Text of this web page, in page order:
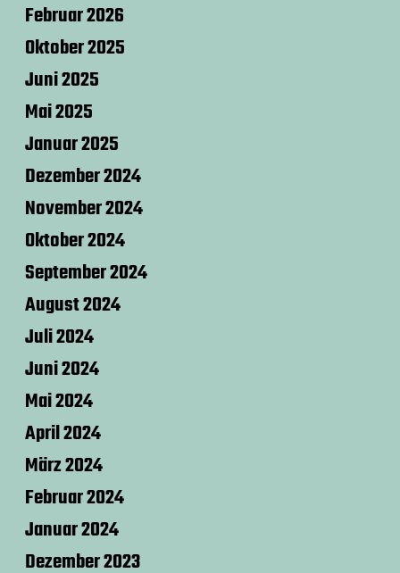
Februar 2026
Oktober 2025
Juni 2025
Mai 2025
Januar 2025
Dezember 2024
November 2024
Oktober 2024
September 2024
August 2024
Juli 2024
Juni 2024
Mai 2024
April 2024
März 2024
Februar 2024
Januar 2024
Dezember 2023